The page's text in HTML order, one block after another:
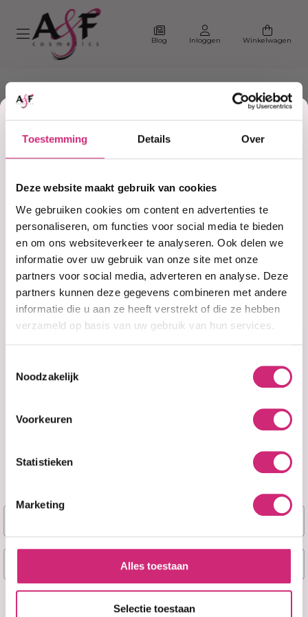
Toestemming Details Over
Deze website maakt gebruik van cookies
We gebruiken cookies om content en advertenties te
personaliseren, om functies voor social media te bieden
en om ons websiteverkeer te analyseren. Ook delen we
informatie over uw gebruik van onze site met onze
partners voor social media, adverteren en analyse. Deze
partners kunnen deze gegevens combineren met andere
informatie die u aan ze heeft verstrekt of die ze hebben
verzameld op basis van uw gebruik van hun services.
Noodzakelijk
Voorkeuren
Statistieken
Marketing
Alles toestaan
Selectie toestaan
Blog Inloggen Winkelwagen
Home
Producten getagd met
#sulfatefree
Filter Sorteer
Route in Google Maps
KVK: 27260426
Korting
op je
eerste
bestelling
Naam
E-mail
Ja, stuur mij mijn 5% korting!